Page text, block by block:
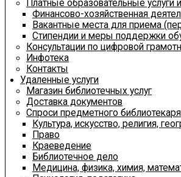
Платные образовательные услуги
Финансово-хозяйственная
Вакантные места для приема
Стипендии и меры поддержки
Консультации по цифровой
Инфотека
Контакты
Удаленные услуги
Магазин библиотечных услуг
Доставка документов
Спроси предметного библиотекаря
Культура, искусство, религия,
Право
Краеведение
Библиотечное дело
Медицина, физика, химия,